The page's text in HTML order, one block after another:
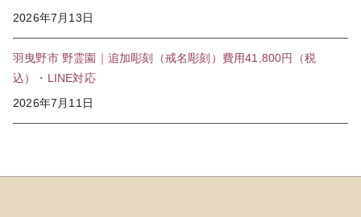
2026年7月13日
羽曳野市 野霊園｜追加彫刻（戒名彫刻）費用41,800円（税
込）・LINE対応
2026年7月11日